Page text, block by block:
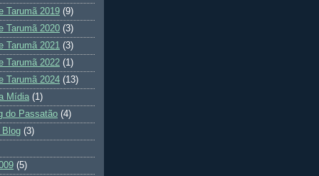
Tarumã 2019 (9)
Tarumã 2020 (3)
Tarumã 2021 (3)
Tarumã 2022 (1)
Tarumã 2024 (13)
Mídia (1)
do Passatão (4)
Blog (3)
(5)